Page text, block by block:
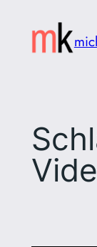
Inhalt
springen